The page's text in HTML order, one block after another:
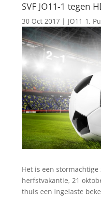
SVF JO11-1 tegen
30 Oct 2017| JO11-1 ,
Het is een
herfstvakantie, 21
thuis een ingelaste